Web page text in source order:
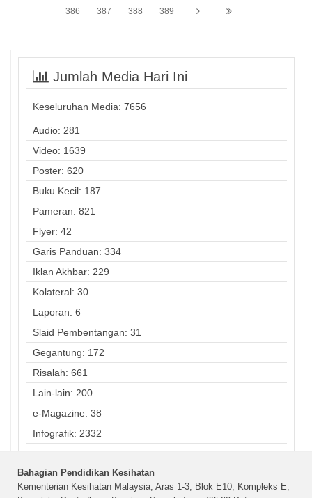
386 387 388 389
Jumlah Media Hari Ini
Keseluruhan Media: 7656
Audio: 281
Video: 1639
Poster: 620
Buku Kecil: 187
Pameran: 821
Flyer: 42
Garis Panduan: 334
Iklan Akhbar: 229
Kolateral: 30
Laporan: 6
Slaid Pembentangan: 31
Gegantung: 172
Risalah: 661
Lain-lain: 200
e-Magazine: 38
Infografik: 2332
Bahagian Pendidikan Kesihatan
Kementerian Kesihatan Malaysia, Aras 1-3, Blok E10, Kompleks E,